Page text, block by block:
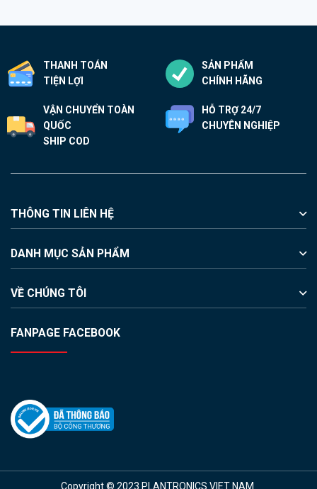
THANH TOÁN
TIỆN LỢI
SẢN PHẨM
CHÍNH HÃNG
VẬN CHUYỂN TOÀN
QUỐC
SHIP COD
HỖ TRỢ 24/7
CHUYÊN NGHIỆP
THÔNG TIN LIÊN HỆ
DANH MỤC SẢN PHẨM
VỀ CHÚNG TÔI
FANPAGE FACEBOOK
Copyright © 2023 PLANTRONICS VIET NAM.